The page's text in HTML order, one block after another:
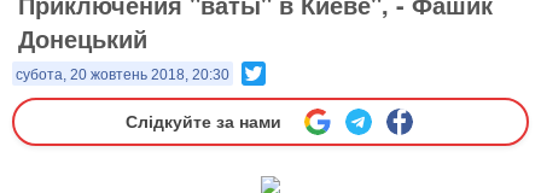
Донецький
субота, 20 жовтень 2018, 20:30
Слідкуйте за нами